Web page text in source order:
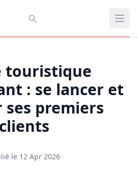
touristique
: se lancer et
premiers
clients
le 12 Apr 2026